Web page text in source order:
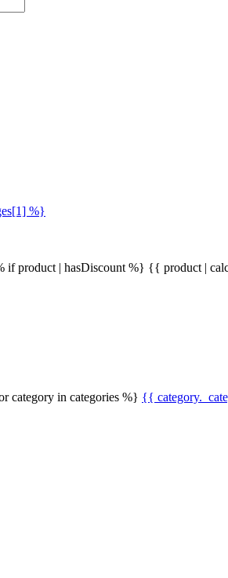
%}
product | hasDiscount %} {{ product |
category in categories %} {{